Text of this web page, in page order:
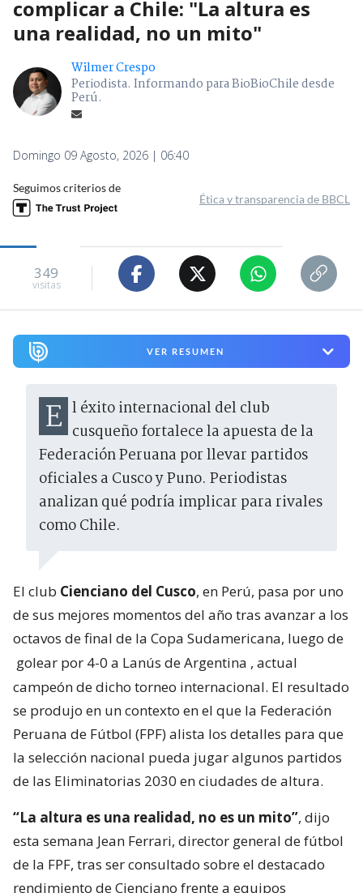
complicar a Chile: "La altura es
una realidad, no un mito"
Wilmer Crespo
Periodista. Informando para BioBioChile desde
Perú.
Domingo 09 Agosto, 2026 | 06:40
Seguimos criterios de
Ética y transparencia de BBCL
349
visitas
VER RESUMEN
El éxito internacional del club cusqueño fortalece la apuesta de la
Federación Peruana por llevar partidos
oficiales a Cusco y Puno. Periodistas
analizan qué podría implicar para rivales
como Chile.
El club Cienciano del Cusco, en Perú, pasa por uno
de sus mejores momentos del año tras avanzar a los
octavos de final de la Copa Sudamericana, luego de
golear por 4-0 a Lanús de Argentina , actual
campeón de dicho torneo internacional. El resultado
se produjo en un contexto en el que la Federación
Peruana de Fútbol (FPF) alista los detalles para que
la selección nacional pueda jugar algunos partidos
de las Eliminatorias 2030 en ciudades de altura.
“La altura es una realidad, no es un mito”, dijo
esta semana Jean Ferrari, director general de fútbol
de la FPF, tras ser consultado sobre el destacado
rendimiento de Cienciano frente a equipos